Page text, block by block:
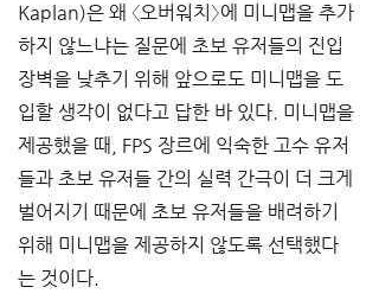
Kaplan)은 왜 〈오버워치〉에 미니맵을 추가
하지 않느냐는 질문에 초보 유저들의 진입
장벽을 낮추기 위해 앞으로도 미니맵을 도
입할 생각이 없다고 답한 바 있다. 미니맵을
제공했을 때, FPS 장르에 익숙한 고수 유저
들과 초보 유저들 간의 실력 간극이 더 크게
벌어지기 때문에 초보 유저들을 배려하기
위해 미니맵을 제공하지 않도록 선택했다
는 것이다.